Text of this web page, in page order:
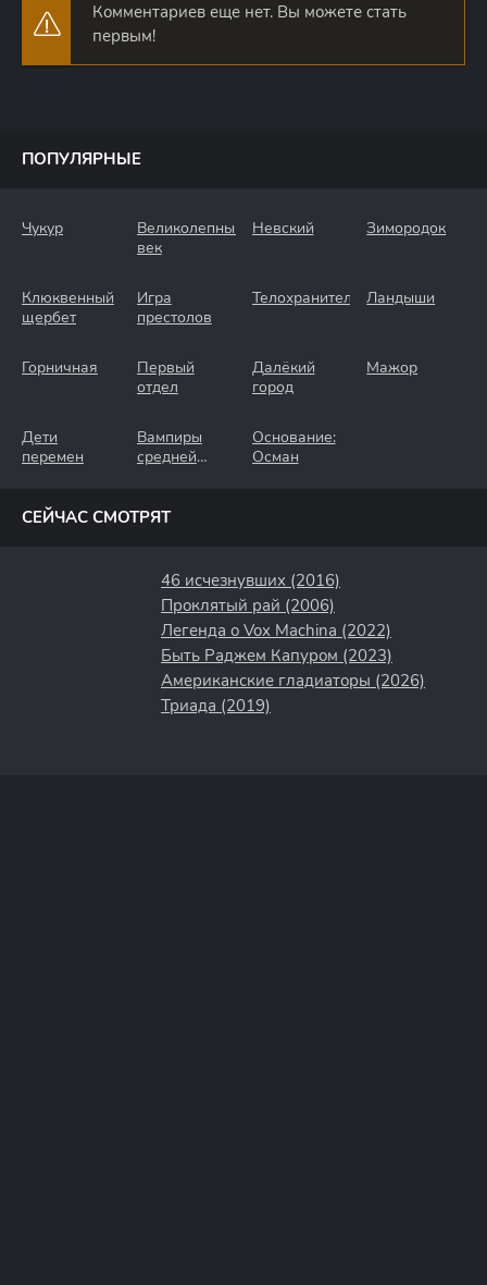
Комментариев еще нет. Вы можете стать
первым!
ПОПУЛЯРНЫЕ
Чукур
Великолепный
век
Невский Зимородок
Клюквенный
щербет
Игра
престолов
Телохранители Ландыши
Горничная
Первый
отдел
Далёкий
город
Мажор
Дети
перемен
Вампиры
средней
Основание:
Осман
СЕЙЧАС СМОТРЯТ
46 исчезнувших (2016)
Проклятый рай (2006)
Легенда о Vox Machina (2022)
Быть Раджем Капуром (2023)
Американские гладиаторы (2026)
Триада (2019)